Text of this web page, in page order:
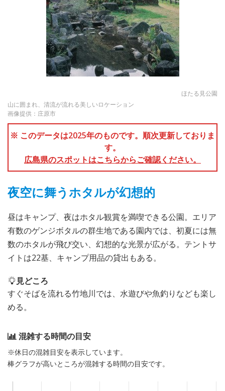
ほたる見公園
山に囲まれ、清流が流れる美しいロケーション
画像提供：庄原市
※ このデータは2025年のものです。順次更新しておりま
す。
広島県のスポットはこちらからご確認ください。
夜空に舞うホタルが幻想的
昼はキャンプ、夜はホタル観賞を満喫できる公園。エリア
有数のゲンジボタルの群生地である園内では、初夏には無
数のホタルが飛び交い、幻想的な光景が広がる。テントサ
イトは22基、キャンプ用品の貸出もある。
見どころ
すぐそばを流れる竹地川では、水遊びや魚釣りなども楽し
める。
混雑する時間の目安
※休日の混雑目安を表示しています。
棒グラフが高いところが混雑する時間の目安です。